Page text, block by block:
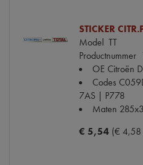
STICKER
Model TT
Productnummer
OE Citroën
Codes
7AS | P778
Maten
€ 5,54 (€ 4,58